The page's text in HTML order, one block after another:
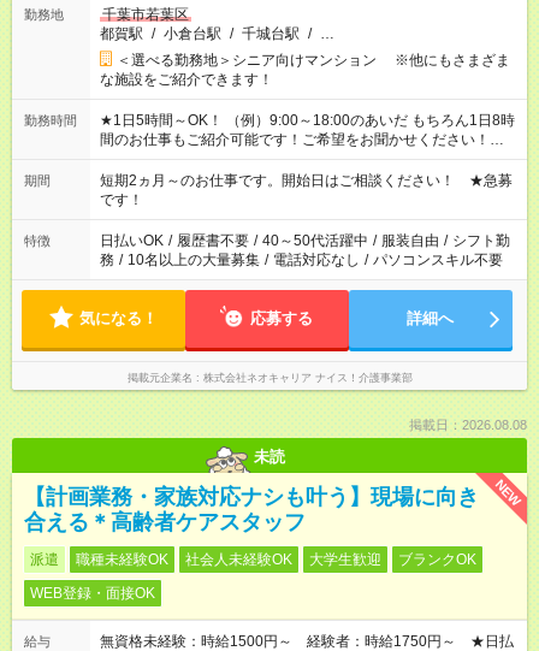
勤務地
千葉市若葉区
都賀駅 / 小倉台駅 / 千城台駅 / …
＜選べる勤務地＞シニア向けマンション ※他にもさまざま
な施設をご紹介できます！
勤務時間
★1日5時間～OK！ （例）9:00～18:00のあいだ もちろん1日8時
間のお仕事もご紹介可能です！ご希望をお聞かせください！★家
庭の都合でお休みが必要な場合も遠慮なくご相談ください。 ※
週最低15時間以上の勤務が必要です
期間
短期2ヵ月～のお仕事です。開始日はご相談ください！ ★急募
です！
特徴 日払いOK / 履歴書不要 / 40～50代活躍中 / 服装自由 / シフト勤
務 / 10名以上の大量募集 / 電話対応なし / パソコンスキル不要
気になる！ 応募する 詳細へ
掲載元企業名 株式会社ネオキャリア ナイス！介護事業部
掲載日：2026.08.08
未読
NEW
【計画業務・家族対応ナシも叶う】現場に向き
合える＊高齢者ケアスタッフ
派遣 職種未経験OK 社会人未経験OK 大学生歓迎
ブランクOK
WEB登録・面接OK
給与
無資格未経験：時給1500円～ 経験者：時給1750円～ ★日払